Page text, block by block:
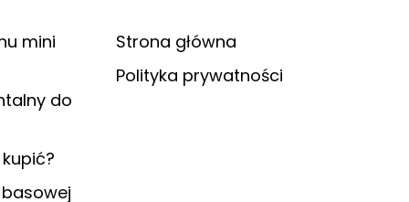
mini
do
Strona główna
Polityka prywatności